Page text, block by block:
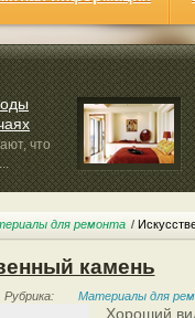
что
для ремонта
камень
Рубрика: Материалы для
Хороший